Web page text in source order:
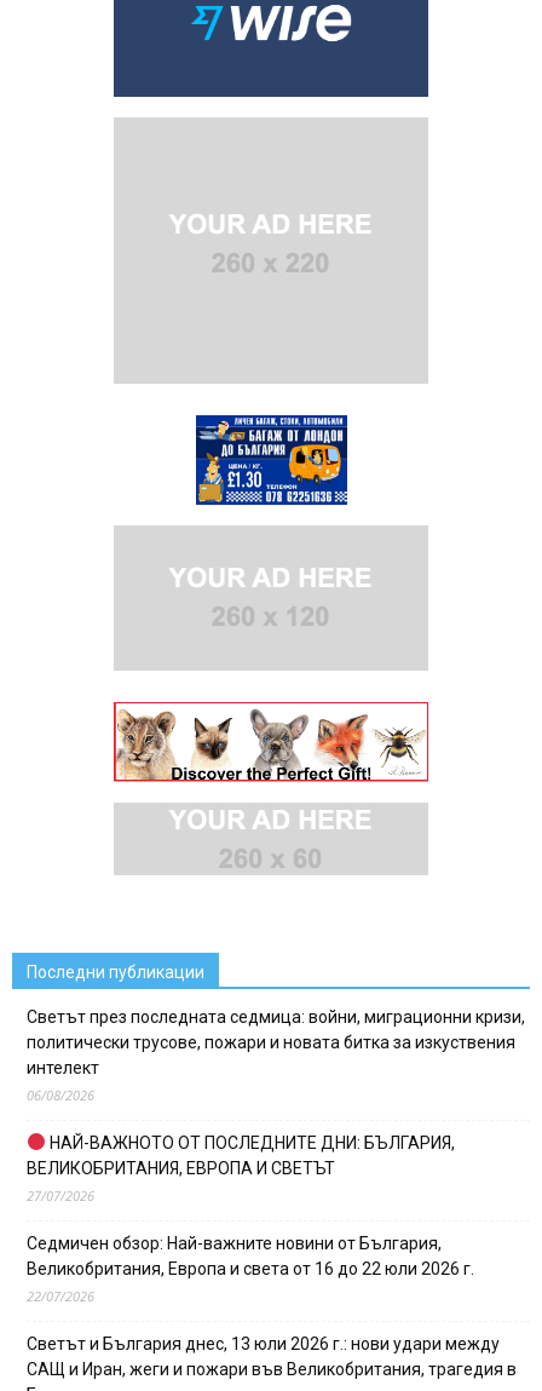
Последни публикации
Светът през последната седмица: войни, миграционни кризи,
политически трусове, пожари и новата битка за изкуствения
интелект
06/08/2026
НАЙ-ВАЖНОТО ОТ ПОСЛЕДНИТЕ ДНИ: БЪЛГАРИЯ,
ВЕЛИКОБРИТАНИЯ, ЕВРОПА И СВЕТЪТ
27/07/2026
Седмичен обзор: Най-важните новини от България,
Великобритания, Европа и света от 16 до 22 юли 2026 г.
22/07/2026
Светът и България днес, 13 юли 2026 г.: нови удари между
САЩ и Иран, жеги и пожари във Великобритания, трагедия в